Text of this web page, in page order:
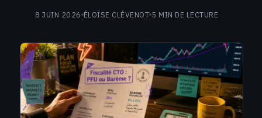
8 JUIN 2026·ÉLOÏSE CLÉVENOT·5 MIN DE LECTURE